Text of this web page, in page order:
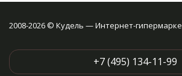
2008-2026 © Кудель — Интернет-
+7 (495) 134-11-99